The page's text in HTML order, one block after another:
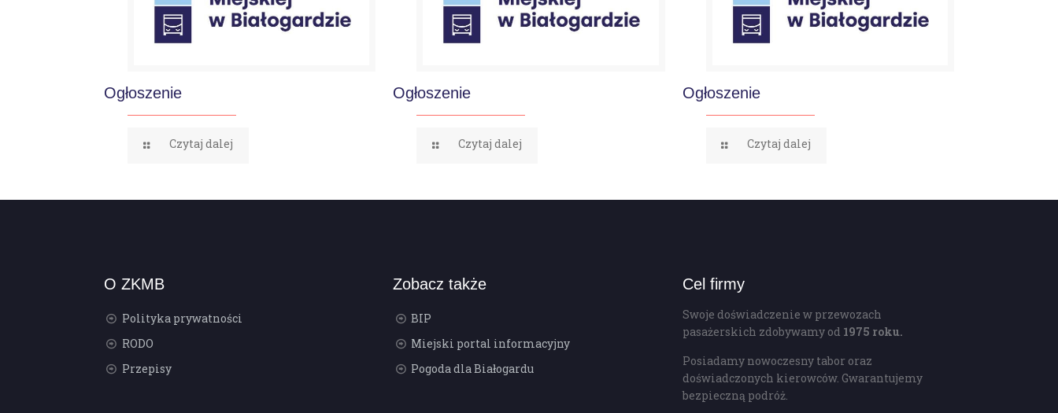
Ogłoszenie
Czytaj dalej
Ogłoszenie
Czytaj dalej
Ogłoszenie
Czytaj dalej
O ZKMB
Polityka prywatności
RODO
Przepisy
Zobacz także
BIP
Miejski portal informacyjny
Pogoda dla Białogardu
Cel firmy
Swoje doświadczenie w przewozach
pasażerskich zdobywamy od 1975 roku.
Posiadamy nowoczesny tabor oraz
doświadczonych kierowców. Gwarantujemy
bezpieczną podróż.